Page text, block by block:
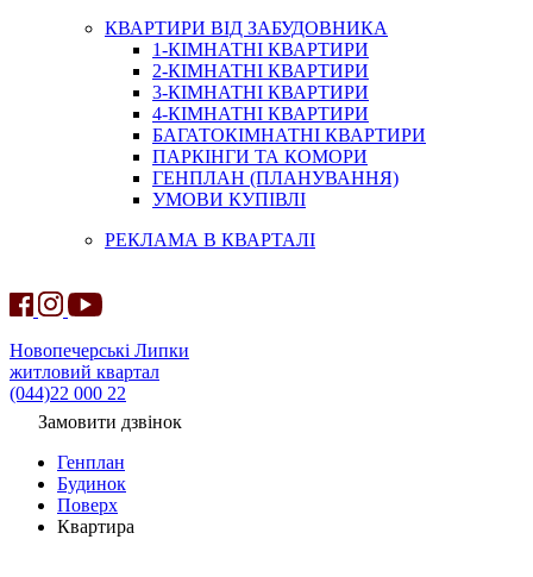
КВАРТИРИ ВІД ЗАБУДОВНИКА
1-КІМНАТНІ КВАРТИРИ
2-КІМНАТНІ КВАРТИРИ
3-КІМНАТНІ КВАРТИРИ
4-КІМНАТНІ КВАРТИРИ
БАГАТОКІМНАТНІ КВАРТИРИ
ПАРКІНГИ ТА КОМОРИ
ГЕНПЛАН (ПЛАНУВАННЯ)
УМОВИ КУПІВЛІ
РЕКЛАМА В КВАРТАЛІ
Новопечерські Липки
житловий квартал
(044)22 000 22
Замовити дзвінок
Генплан
Будинок
Поверх
Квартира